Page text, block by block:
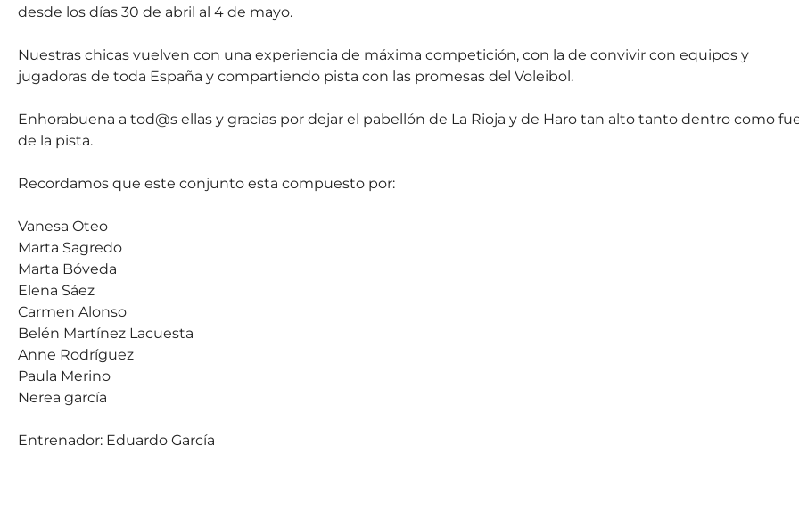
desde los días 30 de abril al 4 de mayo.
Nuestras chicas vuelven con una experiencia de máxima competición, con la de convivir con equipos y
jugadoras de toda España y compartiendo pista con las promesas del Voleibol.
Enhorabuena a tod@s ellas y gracias por dejar el pabellón de La Rioja y de Haro tan alto tanto dentro como
de la pista.
Recordamos que este conjunto esta compuesto por:
Vanesa Oteo
Marta Sagredo
Marta Bóveda
Elena Sáez
Carmen Alonso
Belén Martínez Lacuesta
Anne Rodríguez
Paula Merino
Nerea garcía
Entrenador: Eduardo García